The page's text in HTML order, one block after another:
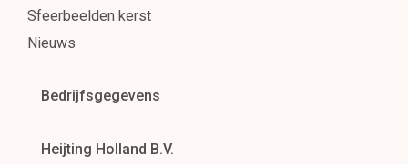
Sfeerbeelden kerst
Nieuws
Bedrijfsgegevens
Heijting Holland B.V.